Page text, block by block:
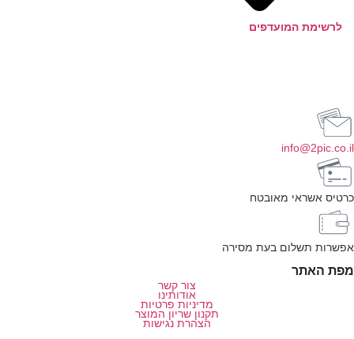
לרשימת המועדפים
אשראי מאובטח
תשלום בעת מסירה
האתר
צור קשר
אודותינו
מדיניות פרטיות
תקנון שריון המוצר
הצהרת נגישות